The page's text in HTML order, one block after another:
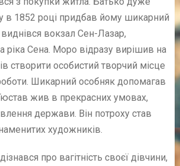
в 1852 році придбав йому шикарний
вокзал Сен-Лазар,
ріка Сена. Моро відразу вирішив на
створити особистий творчий місце
Шикарний особняк допомагав
жив в прекрасних умовах,
держави. Він потроху став
художників.
про вагітність своєї дівчини,